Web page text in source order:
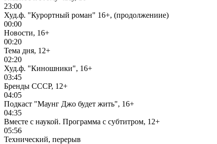
23:00
Худ.ф. "Курортный роман" 16+, (продолжениие)
00:00
Новости, 16+
00:20
Тема дня, 12+
02:20
Худ.ф. "Киношники", 16+
03:45
Бренды СССР, 12+
04:05
Подкаст "Маунг Джо будет жить", 16+
04:35
Вместе с наукой. Программа с субтитром, 12+
05:56
Технический, перерыв